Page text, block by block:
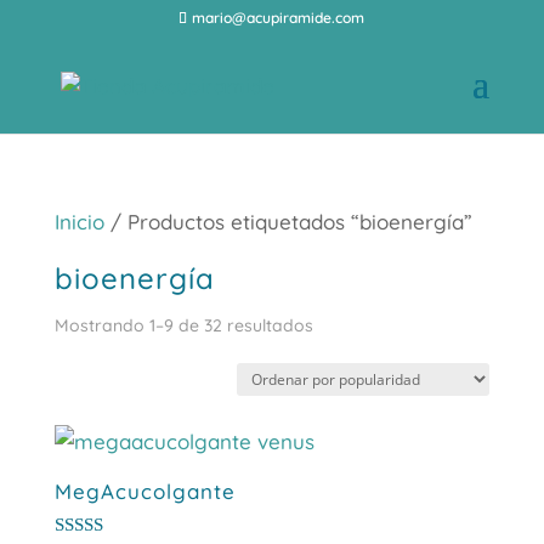
mario@acupiramide.com
Inicio/ Productos etiquetados “bioenergía”
bioenergía
Mostrando 1–9 de 32 resultadosOrdenado
MegAcucolgante